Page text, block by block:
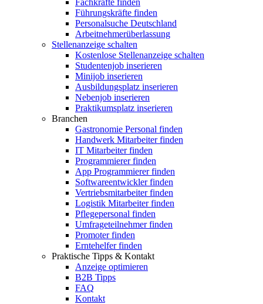
Fachkräfte finden
Führungskräfte finden
Personalsuche Deutschland
Arbeitnehmerüberlassung
Stellenanzeige schalten
Kostenlose Stellenanzeige schalten
Studentenjob inserieren
Minijob inserieren
Ausbildungsplatz inserieren
Nebenjob inserieren
Praktikumsplatz inserieren
Branchen
Gastronomie Personal finden
Handwerk Mitarbeiter finden
IT Mitarbeiter finden
Programmierer finden
App Programmierer finden
Softwareentwickler finden
Vertriebsmitarbeiter finden
Logistik Mitarbeiter finden
Pflegepersonal finden
Umfrageteilnehmer finden
Promoter finden
Erntehelfer finden
Praktische Tipps & Kontakt
Anzeige optimieren
B2B Tipps
FAQ
Kontakt